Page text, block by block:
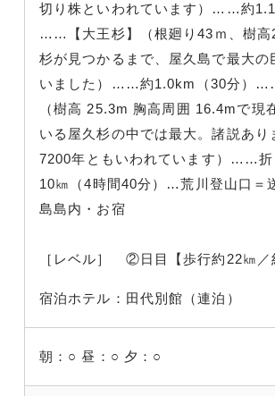
切り株といわれています）……約
……【大王杉】（根廻り43ｍ、樹高
杉が見つかるまで、屋久島で最大の
いました）……約1.0km（30分）
（樹高 25.3m 胸高周囲 16.4mで現
いる屋久杉の中では最大。諸説あり
7200年ともいわれています）……折
10㎞（4時間40分）…荒川登山口＝
島島内・お宿
［レベル］ ②日目【歩行約22㎞／
宿泊ホテル：田代別館（連泊）
朝：○ 昼：○ 夕：○